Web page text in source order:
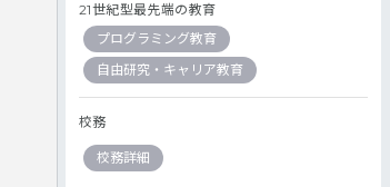
21世紀型最先端の教育
プログラミング教育
自由研究・キャリア教育
校務
校務詳細